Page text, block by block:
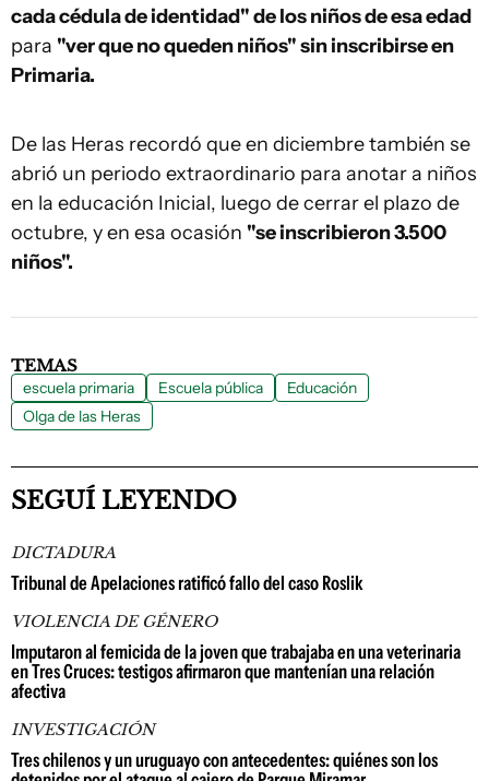
cada cédula de identidad" de los niños de esa edad
para "ver que no queden niños" sin inscribirse en
Primaria.
De las Heras recordó que en diciembre también se
abrió un periodo extraordinario para anotar a niños
en la educación Inicial, luego de cerrar el plazo de
octubre, y en esa ocasión "se inscribieron 3.500
niños".
TEMAS
escuela primaria Escuela pública
Educación
Olga de las Heras
SEGUÍ LEYENDO
DICTADURA
Tribunal de Apelaciones ratificó fallo del caso Roslik
VIOLENCIA DE GÉNERO
Imputaron al femicida de la joven que trabajaba en una veterinaria
en Tres Cruces: testigos afirmaron que mantenían una relación
afectiva
INVESTIGACIÓN
Tres chilenos y un uruguayo con antecedentes: quiénes son los